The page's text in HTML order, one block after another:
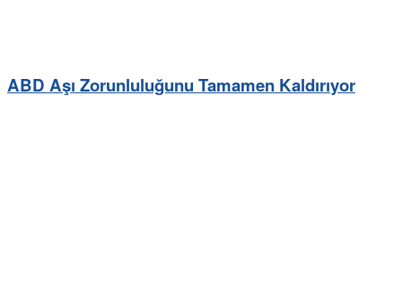
ABD Aşı Zorunluluğunu Tamamen Kaldırıyor